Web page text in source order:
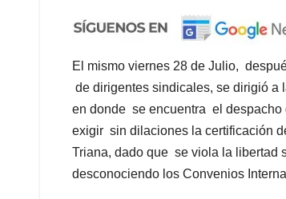
El mismo viernes 28 de Julio,
de dirigentes sindicales, se dirigió a
en donde se encuentra el despacho
exigir sin dilaciones la certificación
Triana, dado que se viola la libertad
desconociendo los Convenios